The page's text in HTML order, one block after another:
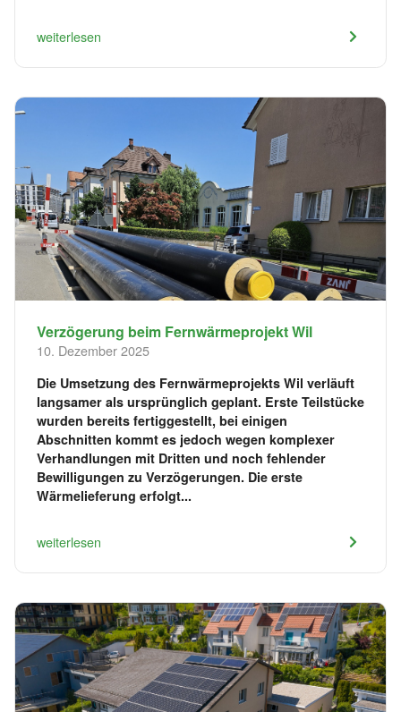
weiterlesen
Verzögerung beim Fernwärmeprojekt Wil
10. Dezember 2025
Die Umsetzung des Fernwärmeprojekts Wil verläuft
langsamer als ursprünglich geplant. Erste Teilstücke
wurden bereits fertiggestellt, bei einigen
Abschnitten kommt es jedoch wegen komplexer
Verhandlungen mit Dritten und noch fehlender
Bewilligungen zu Verzögerungen. Die erste
Wärmelieferung erfolgt...
weiterlesen